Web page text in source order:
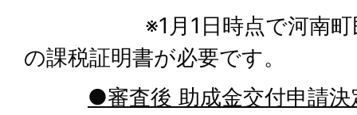
※1月1日時点で河南町民
の課税証明書が必要です。
●審査後 助成金交付申請